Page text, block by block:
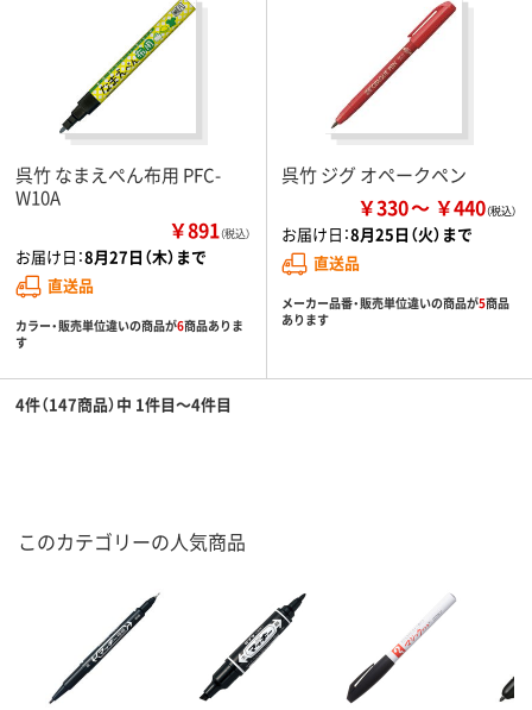
呉竹 なまえぺん布用 PFC-
W10A
￥891（税込）
お届け日：8月27日（木）まで
直送品
カラー・販売単位違いの商品が6商品ありま
す
呉竹 ジグ オペークペン
￥330 ￥440
お届け日：8月25日（火）まで
直送品
メーカー品番・販売単位違いの商品が5商品
あります
4件（147商品）中 1件目～4件目
このカテゴリーの人気商品